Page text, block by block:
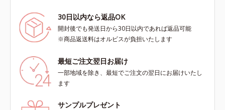
30日以内なら返品OK
開封後でも発送日から30日以内であれば返品可能
※商品返送料はオルビスが負担いたします
最短ご注文翌日お届け
一部地域を除き、最短でご注文の翌日にお届けいたし
ます
サンプルプレゼント